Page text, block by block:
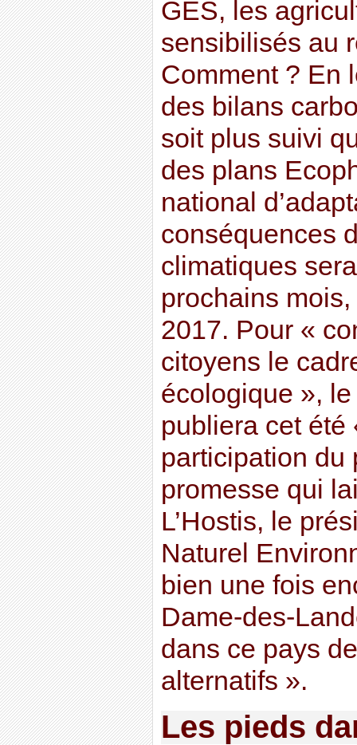
GES, les
sensibilisés au
Comment ? En
des bilans
soit plus suivi
des plans
national
conséquences
climatiques
prochains
2017. Pour «
citoyens le
écologique »,
publiera cet été
participation du
promesse qui
L’Hostis, le
Naturel
bien une fois
Dame-des-
dans ce pays
alternatifs ».
Les pieds